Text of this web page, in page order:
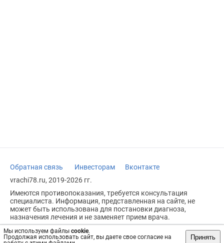
Мы используем файлы cookie.
Продолжая использовать сайт, вы даете свое согласие на
Принять
Обратная связь Инвесторам
Вконтакте
vrachi78.ru, 2019-2026 гг.
Имеются противопоказания, требуется консультация
специалиста. Информация, представленная на сайте, не
может быть использована для постановки диагноза,
назначения лечения и не заменяет прием врача.
Возрастное ограничение: 18+